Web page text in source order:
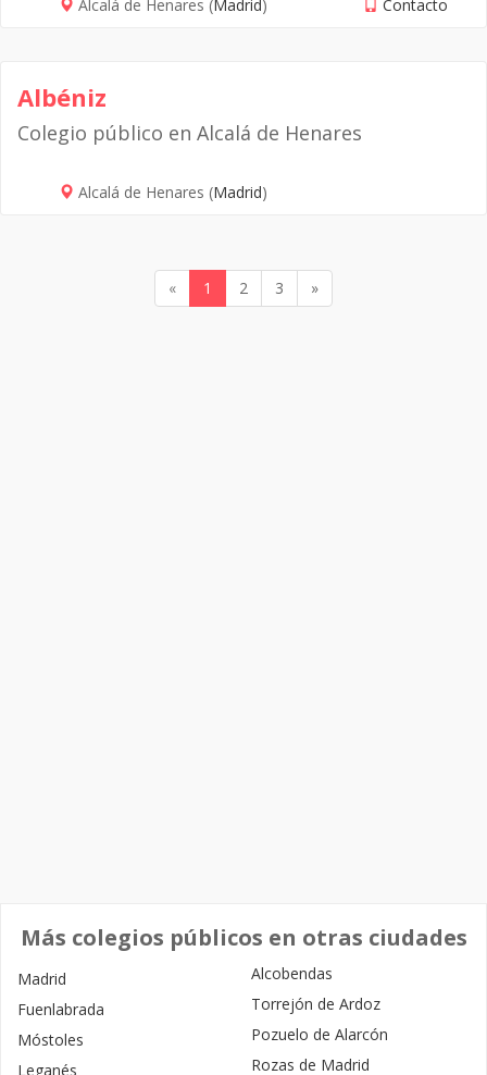
Alcalá de Henares (Madrid) Contacto
Albéniz
Colegio público en Alcalá de Henares
Alcalá de Henares (Madrid)
« 1 2 3 »
Más colegios públicos en otras ciudades
Madrid
Fuenlabrada
Móstoles
Leganés
Alcobendas
Torrejón de Ardoz
Pozuelo de Alarcón
Rozas de Madrid